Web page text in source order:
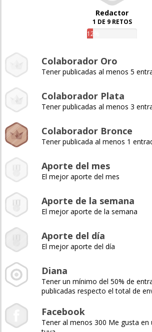
Redactor
1 DE 9 RETOS
12%
Colaborador Oro
Tener publicadas al menos 5
Colaborador Plata
Tener publicadas al menos 3
Colaborador Bronce
Tener publicada al menos 1
Aporte del mes
El mejor aporte del mes
Aporte de la semana
El mejor aporte de la semana
Aporte del día
El mejor aporte del día
Diana
Tener un mínimo del 50% de
publicadas respecto el total de
Facebook
Tener al menos 300 Me gusta en